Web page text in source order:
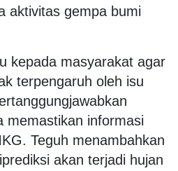
aktivitas gempa bumi
kepada masyarakat agar
terpengaruh oleh isu
memastikan informasi
Teguh menambahkan
akan terjadi hujan